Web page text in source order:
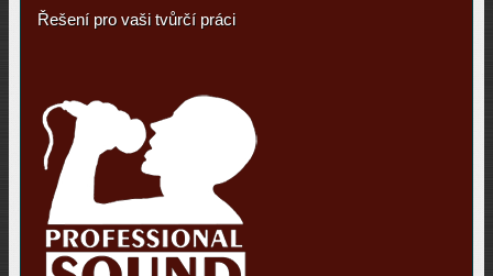
Řešení pro vaši tvůrčí práci